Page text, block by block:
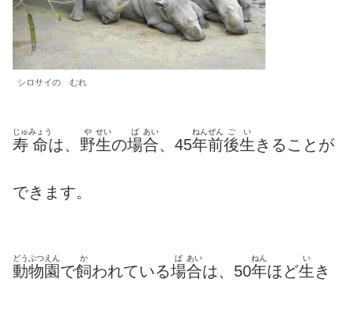
シロサイの むれ
寿
じゅ
命
みょう
は、 野
や
生
せい
の場
ば
合
あい
、45年
ねん
前
ぜん
後
ご
生
い
きることが
できます。
動物園
どうぶつえん
で飼
か
われている場
ば
合
あい
は、50年
ねん
ほど生
い
き